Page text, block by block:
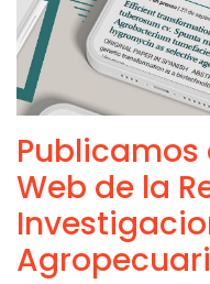
Publicamos
Web de la